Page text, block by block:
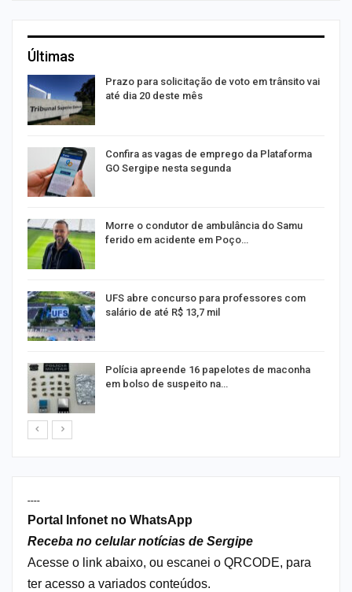
Últimas
Prazo para solicitação de voto em trânsito vai
até dia 20 deste mês
Confira as vagas de emprego da Plataforma
GO Sergipe nesta segunda
Morre o condutor de ambulância do Samu
ferido em acidente em Poço…
UFS abre concurso para professores com
salário de até R$ 13,7 mil
Polícia apreende 16 papelotes de maconha
em bolso de suspeito na…
----
Portal Infonet no WhatsApp
Receba no celular notícias de Sergipe
Acesse o link abaixo, ou escanei o QRCODE, para
ter acesso a variados conteúdos.